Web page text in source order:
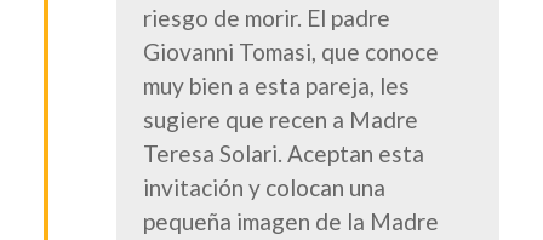
riesgo de morir. El padre
Giovanni Tomasi, que conoce
muy bien a esta pareja, les
sugiere que recen a Madre
Teresa Solari. Aceptan esta
invitación y colocan una
pequeña imagen de la Madre